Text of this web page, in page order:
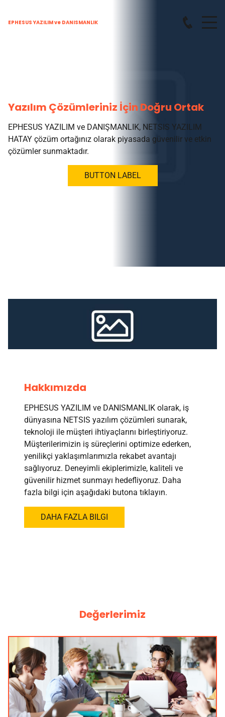
EPHESUS YAZILIM ve DANISMANLIK
Yazılım Çözümleriniz İçin Doğru Ortak
EPHESUS YAZILIM ve DANIŞMANLIK, NETSIS YAZILIM
HATAY çözüm ortağınız olarak piyasada güvenilir ve etkin
çözümler sunmaktadır.
BUTTON LABEL
Hakkımızda
EPHESUS YAZILIM ve DANISMANLIK olarak, iş
dünyasına NETSIS yazılım çözümleri sunarak,
teknoloji ile müşteri ihtiyaçlarını birleştiriyoruz.
Müşterilerimizin iş süreçlerini optimize ederken,
yenilikçi yaklaşımlarımızla rekabet avantajı
sağlıyoruz. Deneyimli ekiplerimizle, kaliteli ve
güvenilir hizmet sunmayı hedefliyoruz. Daha
fazla bilgi için aşağıdaki butona tıklayın.
DAHA FAZLA BILGI
Değerlerimiz